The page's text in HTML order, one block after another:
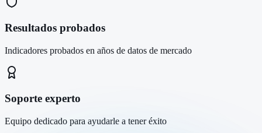
Resultados probados
Indicadores probados en años de datos de mercado
Soporte experto
Equipo dedicado para ayudarle a tener éxito